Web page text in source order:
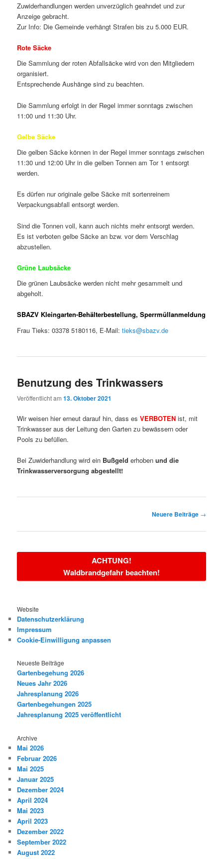
Zuwiderhandlungen werden unverzüglich geahndet und zur
Anzeige gebracht.
Zur Info: Die Gemeinde verhängt Strafen bis zu 5.000 EUR.
Rote Säcke
Die Sammlung der roten Abfallsäcke wird von den Mitgliedern
organisiert.
Entsprechende Aushänge sind zu beachten.
Die Sammlung erfolgt in der Regel immer sonntags zwischen
11:00 und 11:30 Uhr.
Gelbe Säcke
Die gelben Säcke können in der Regel immer sonntags zwischen
11:30 und 12:00 Uhr in die gelben Tonnen am Tor 1 entsorgt
werden.
Es dürfen nur originale gelbe Säcke mit sortenreinem
Verpackungsabfall entsorgt werden.
Sind die Tonnen voll, kann auch nichts mehr entsorgt werden.
Es ist verboten gelbe Säcke an bzw. vor dem Verschlag
abzustellen.
Grüne Laubsäcke
Die grünen Laubsäcke werden nicht mehr gesammelt und
abgeholt.
SBAZV Kleingarten-Behälterbestellung, Sperrmüllanmeldung
Frau Tieks: 03378 5180116, E-Mail:tieks@sbazv.de
Benutzung des Trinkwassers
Veröffentlicht am13. Oktober 2021
Wir weisen hier erneut darauf hin, dass esVERBOTEN ist, mit
Trinkwasser aus der Leitung den Garten zu bewässern oder
Pools zu befüllen.
Bei Zuwiderhandlung wird ein Bußgeld erhobenund die
Trinkwasserversorgung abgestellt!
Neuere Beiträge →
ACHTUNG!
Waldbrandgefahr beachten!
Website
Datenschutzerklärung
Impressum
Cookie-Einwilligung anpassen
Neueste Beiträge
Gartenbegehung 2026
Neues Jahr 2026
Jahresplanung 2026
Gartenbegehungen 2025
Jahresplanung 2025 veröffentlicht
Archive
Mai 2026
Februar 2026
Mai 2025
Januar 2025
Dezember 2024
April 2024
Mai 2023
April 2023
Dezember 2022
September 2022
August 2022